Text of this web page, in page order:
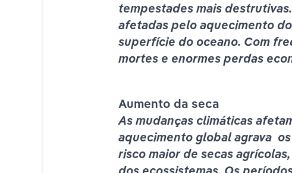
de vez enquando um alimento diferenciado ?
tempestades mais
afetadas pelo aquecimento
superfície do oceano. Com
mortes e enormes perdas
Aumento da seca
As mudanças climáticas
aquecimento global agrava
risco maior de secas